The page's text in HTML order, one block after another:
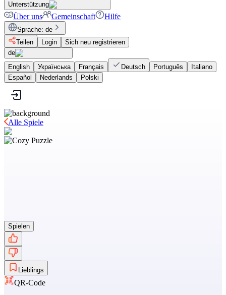
Unterstützung
Über uns Gemeinschaft Hilfe
Sprache: de
Teilen
Login
Sich neu registrieren
de
English
Українська Français Deutsch Português
Italiano
Español
Nederlands Polski
Alle Spiele
Spielen
Lieblings
QR-Code